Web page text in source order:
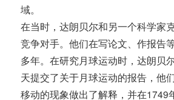
域。
在当时，达朗贝尔和另一个科学家
竞争对手。他们在写论文、作报告
多年。在研究月球运动时，达朗贝
天提交了关于月球运动的报告，他
移动的现象做出了解释，并在1749